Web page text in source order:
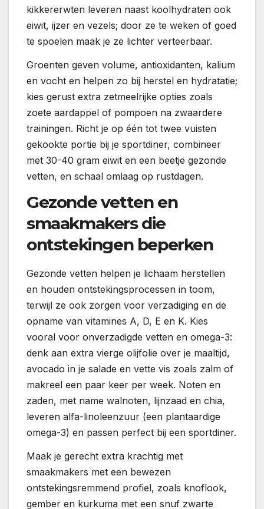
kikkererwten leveren naast koolhydraten ook
eiwit, ijzer en vezels; door ze te weken of goed
te spoelen maak je ze lichter verteerbaar.
Groenten geven volume, antioxidanten, kalium
en vocht en helpen zo bij herstel en hydratatie;
kies gerust extra zetmeelrijke opties zoals
zoete aardappel of pompoen na zwaardere
trainingen. Richt je op één tot twee vuisten
gekookte portie bij je sportdiner, combineer
met 30-40 gram eiwit en een beetje gezonde
vetten, en schaal omlaag op rustdagen.
Gezonde vetten en
smaakmakers die
ontstekingen beperken
Gezonde vetten helpen je lichaam herstellen
en houden ontstekingsprocessen in toom,
terwijl ze ook zorgen voor verzadiging en de
opname van vitamines A, D, E en K. Kies
vooral voor onverzadigde vetten en omega-3:
denk aan extra vierge olijfolie over je maaltijd,
avocado in je salade en vette vis zoals zalm of
makreel een paar keer per week. Noten en
zaden, met name walnoten, lijnzaad en chia,
leveren alfa-linoleenzuur (een plantaardige
omega-3) en passen perfect bij een sportdiner.
Maak je gerecht extra krachtig met
smaakmakers met een bewezen
ontstekingsremmend profiel, zoals knoflook,
gember en kurkuma met een snuf zwarte